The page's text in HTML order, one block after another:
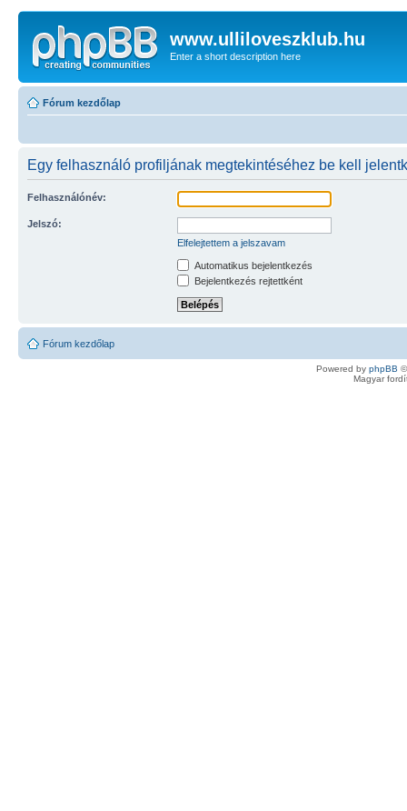
www.ulliloveszklub.hu
Enter a short description here
Fórum kezdőlap
Egy felhasználó profiljának megtekintéséhez be kell
Felhasználónév:
Jelszó:
Elfelejtettem a jelszavam
Automatikus bejelentkezés
Bejelentkezés rejtettként
Fórum kezdőlap
Powered by phpBB
Magyar